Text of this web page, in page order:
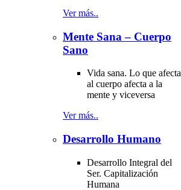
Ver más..
Mente Sana – Cuerpo
Sano
Vida sana. Lo que afecta
al cuerpo afecta a la
mente y viceversa
Ver más..
Desarrollo Humano
Desarrollo Integral del
Ser. Capitalización
Humana